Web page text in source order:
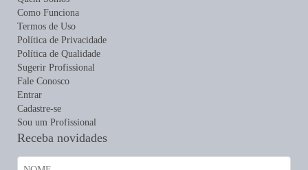
Como Funciona
Termos de Uso
Política de Privacidade
Política de Qualidade
Sugerir Profissional
Fale Conosco
Entrar
Cadastre-se
Sou um Profissional
Receba novidades